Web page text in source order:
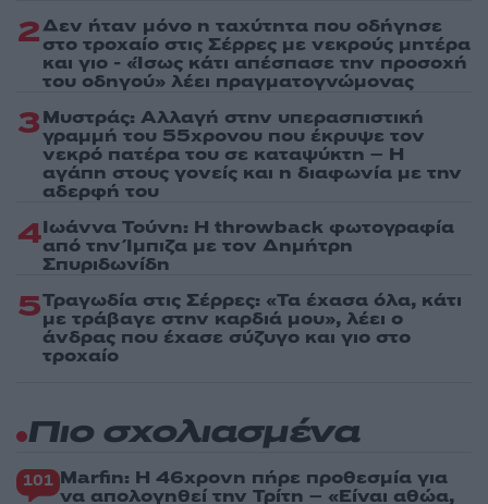
2Δεν ήταν μόνο η ταχύτητα που οδήγησε
στο τροχαίο στις Σέρρες με νεκρούς μητέρα
και γιο - «Ίσως κάτι απέσπασε την προσοχή
του οδηγού» λέει πραγματογνώμονας
3Μυστράς: Αλλαγή στην υπερασπιστική
γραμμή του 55χρονου που έκρυψε τον
νεκρό πατέρα του σε καταψύκτη – Η
αγάπη στους γονείς και η διαφωνία με την
αδερφή του
4Ιωάννα Τούνη: Η throwback φωτογραφία
από την Ίμπιζα με τον Δημήτρη
Σπυριδωνίδη
5Τραγωδία στις Σέρρες: «Τα έχασα όλα, κάτι
με τράβαγε στην καρδιά μου», λέει ο
άνδρας που έχασε σύζυγο και γιο στο
τροχαίο
Πιο σχολιασμένα
101 Marfin: Η 46χρονη πήρε προθεσμία για
να απολογηθεί την Τρίτη – «Είναι αθώα,